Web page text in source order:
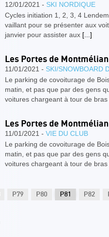
12/01/2021 - SKI NORDIQUE
Cycles initiation 1, 2, 3, 4
vaillant pour se présenter aux
janvier pour assister aux [...]
Les Portes de Montmélian
11/01/2021 - SKI/SNOWBOARD
Le parking de covoiturage de
matin, et pas que par des gens
voitures chargeant à tour de bras
Les Portes de Montmélian
11/01/2021 - VIE DU CLUB
Le parking de covoiturage de
matin, et pas que par des gens
voitures chargeant à tour de bras
P79 P80 P81 P82